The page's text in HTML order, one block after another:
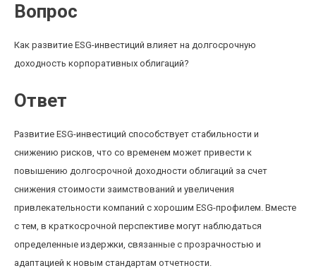
Вопрос
Как развитие ESG-инвестиций влияет на долгосрочную
доходность корпоративных облигаций?
Ответ
Развитие ESG-инвестиций способствует стабильности и
снижению рисков, что со временем может привести к
повышению долгосрочной доходности облигаций за счет
снижения стоимости заимствований и увеличения
привлекательности компаний с хорошим ESG-профилем. Вместе
с тем, в краткосрочной перспективе могут наблюдаться
определенные издержки, связанные с прозрачностью и
адаптацией к новым стандартам отчетности.